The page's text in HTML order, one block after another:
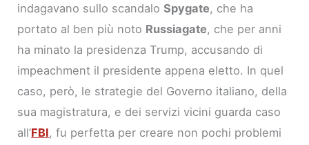
indagavano sullo scandaloSpygate, che ha
portato al ben più noto Russiagate, che per anni
ha minato la presidenza Trump, accusando di
impeachment il presidente appena eletto. In quel
caso, però, le strategie del Governo italiano, della
sua magistratura, e dei servizi vicini guarda caso
all’FBI, fu perfetta per creare non pochi problemi